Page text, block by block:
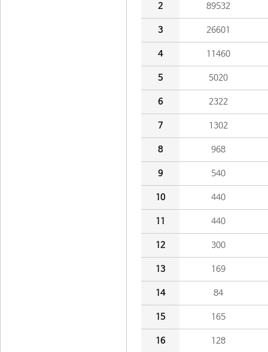
2 89532
3 26601
4 11460
5 5020
6 2322
7 1302
8 968
9 540
10 440
11 440
12 300
13 169
14 84
15 165
16 128